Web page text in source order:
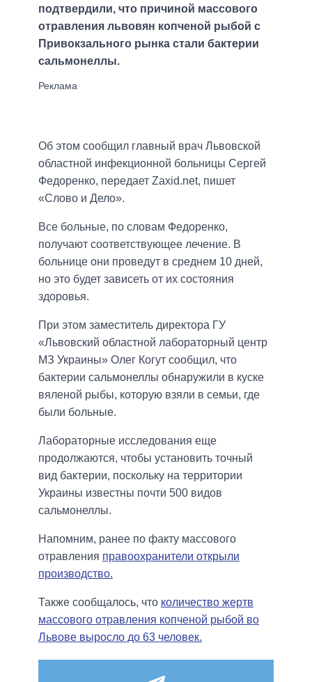
подтвердили, что причиной массового
отравления львовян копченой рыбой с
Привокзального рынка стали бактерии
сальмонеллы.
Об этом сообщил главный врач Львовской
областной инфекционной больницы Сергей
Федоренко, передает Zaxid.net, пишет
«Слово и Дело».
Все больные, по словам Федоренко,
получают соответствующее лечение. В
больнице они проведут в среднем 10 дней,
но это будет зависеть от их состояния
здоровья.
При этом заместитель директора ГУ
«Львовский областной лабораторный центр
МЗ Украины» Олег Когут сообщил, что
бактерии сальмонеллы обнаружили в куске
вяленой рыбы, которую взяли в семьи, где
были больные.
Лабораторные исследования еще
продолжаются, чтобы установить точный
вид бактерии, поскольку на территории
Украины известны почти 500 видов
сальмонеллы.
Напомним, ранее по факту массового
отравления правоохранители открыли
производство.
Также сообщалось, что количество жертв
массового отравления копченой рыбой во
Львове выросло до 63 человек.